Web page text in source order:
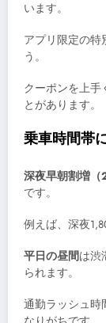
います。
アプリ限定の特
う。
クーポンを上手
とがあります。
乗車時間帯
深夜早朝割増
です。
例えば、深夜
平日の昼間は渋
られます。
通勤ラッシュ時